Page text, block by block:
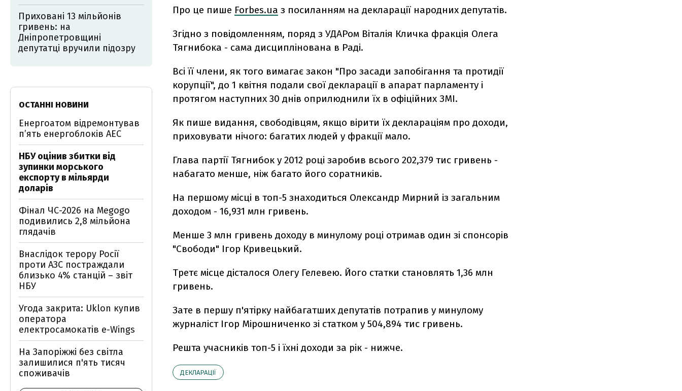
Про це пише Forbes.uа з посиланням на декларації народних депутатів.
Згідно з повідомленням, поряд з УДАРом Віталія Кличка фракція Олега
Тягнибока - сама дисциплінована в Раді.
Всі її члени, як того вимагає закон "Про засади запобігання та протидії
корупції", до 1 квітня подали свої декларації в апарат парламенту і
протягом наступних 30 днів оприлюднили їх в офіційних ЗМІ.
Як пише видання, свободівцям, якщо вірити їх деклараціям про доходи,
приховувати нічого: багатих людей у ​​фракції мало.
Глава партії Тягнибок у 2012 році заробив всього 202,379 тис гривень -
набагато менше, ніж багато його соратників.
На першому місці в топ-5 знаходиться Олександр Мирний із загальним
доходом - 16,931 млн гривень.
Менше 3 млн гривень доходу в минулому році отримав один зі спонсорів
"Свободи" Ігор Кривецький.
Третє місце дісталося Олегу Гелевею. Його статки становлять 1,36 млн
гривень.
Зате в першу п'ятірку найбагатших депутатів потрапив у минулому
журналіст Ігор Мірошниченко зі статком у 504,894 тис гривень.
Решта учасників топ-5 і їхні доходи за рік - нижче.
ДЕКЛАРАЦІЇ
Приховані 13 мільйонів
гривень: на
Дніпропетровщині
депутатці вручили підозру
ОСТАННІ НОВИНИ
Енергоатом відремонтував
п’ять енергоблоків АЕС
НБУ оцінив збитки від
зупинки морського
експорту в мільярди
доларів
Фінал ЧС-2026 на Megogo
подивились 2,8 мільйона
глядачів
Внаслідок терору Росії
проти АЗС постраждали
близько 4% станцій – звіт
НБУ
Угода закрита: Uklon купив
оператора
електросамокатів e-Wings
На Запоріжжі без світла
залишилися п'ять тисяч
споживачів